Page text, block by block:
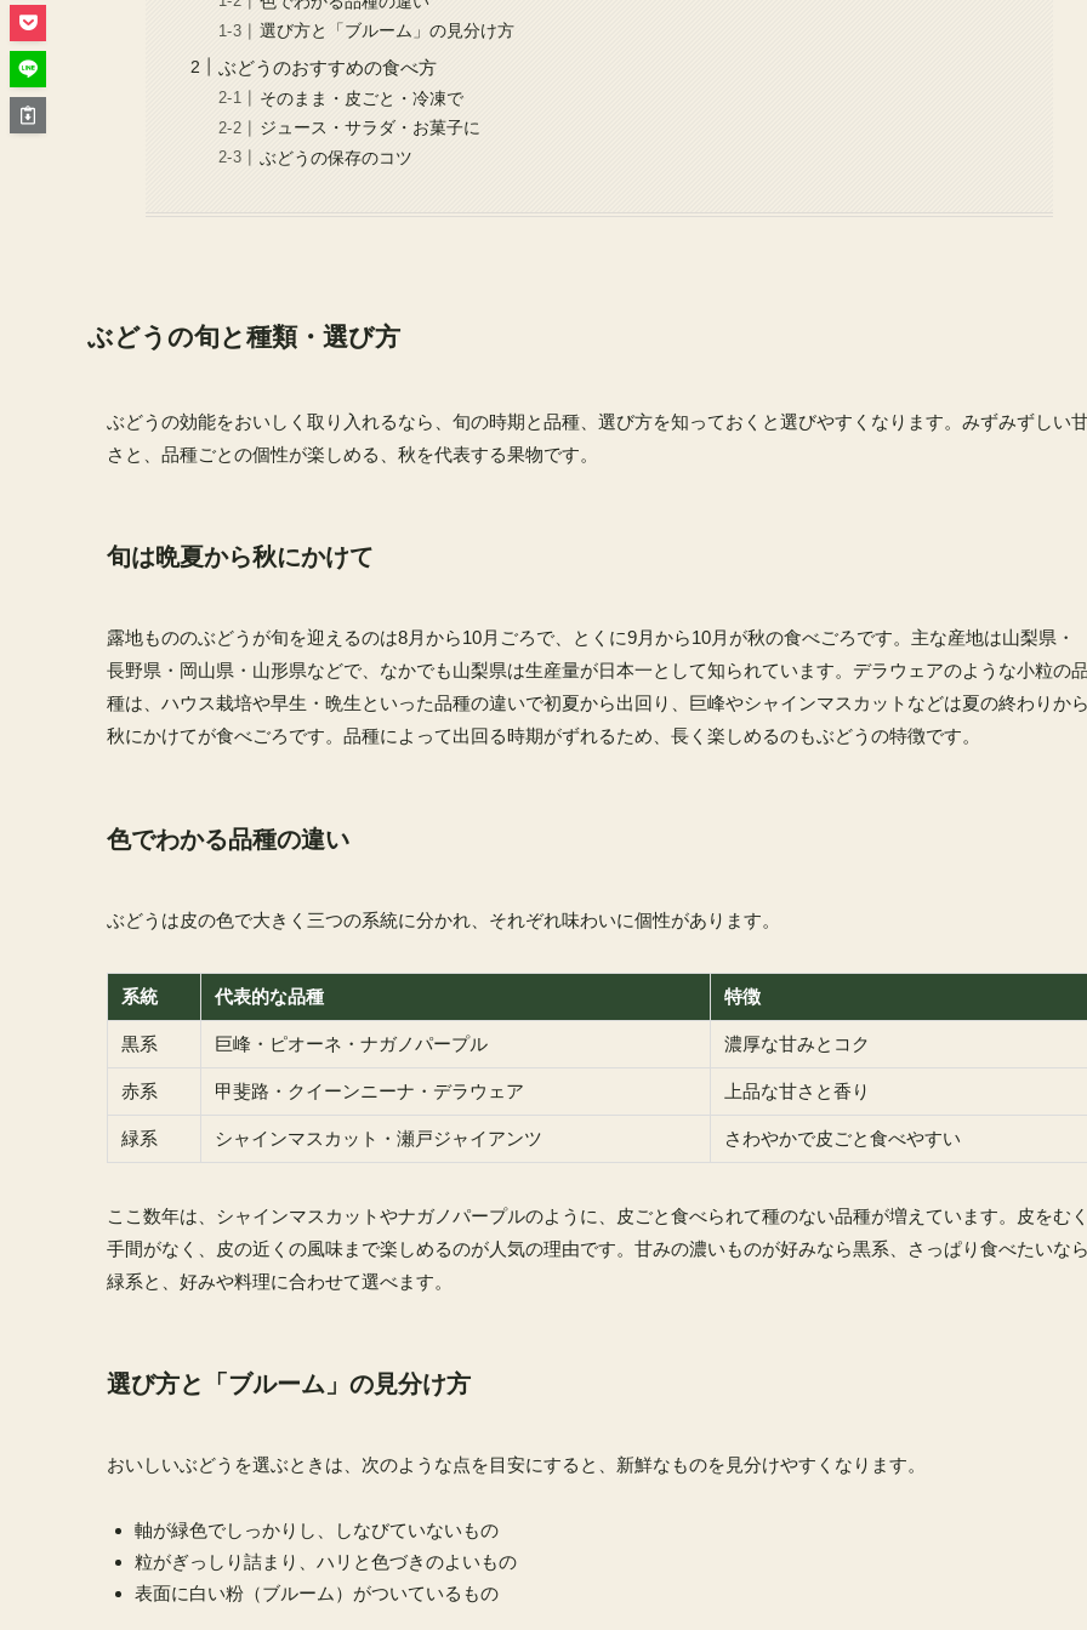
選び方と「ブルーム」の見分け方
ぶどうのおすすめの食べ方
そのまま・皮ごと・冷凍で
ジュース・サラダ・お菓子に
ぶどうの保存のコツ
ぶどうの旬と種類・選び方
ぶどうの効能をおいしく取り入れるなら、旬の時期と品種、選び方を知っておくと選びやすくなります。みずみずしい
さと、品種ごとの個性が楽しめる、秋を代表する果物です。
旬は晩夏から秋にかけて
露地もののぶどうが旬を迎えるのは8月から10月ごろで、とくに9月から10月が秋の食べごろです。主な産地は山梨県・
長野県・岡山県・山形県などで、なかでも山梨県は生産量が日本一として知られています。デラウェアのような小粒の
種は、ハウス栽培や早生・晩生といった品種の違いで初夏から出回り、巨峰やシャインマスカットなどは夏の終わりか
秋にかけてが食べごろです。品種によって出回る時期がずれるため、長く楽しめるのもぶどうの特徴です。
色でわかる品種の違い
ぶどうは皮の色で大きく三つの系統に分かれ、それぞれ味わいに個性があります。
系統 代表的な品種 特徴
黒系 巨峰・ピオーネ・ナガノパープル 濃厚な甘みとコク
赤系 甲斐路・クイーンニーナ・デラウェア 上品な甘さと香り
緑系 シャインマスカット・瀬戸ジャイアンツ さわやかで皮ごと食べやすい
ここ数年は、シャインマスカットやナガノパープルのように、皮ごと食べられて種のない品種が増えています。皮をむ
手間がなく、皮の近くの風味まで楽しめるのが人気の理由です。甘みの濃いものが好みなら黒系、さっぱり食べたいな
緑系と、好みや料理に合わせて選べます。
選び方と「ブルーム」の見分け方
おいしいぶどうを選ぶときは、次のような点を目安にすると、新鮮なものを見分けやすくなります。
軸が緑色でしっかりし、しなびていないもの
粒がぎっしり詰まり、ハリと色づきのよいもの
表面に白い粉（ブルーム）がついているもの